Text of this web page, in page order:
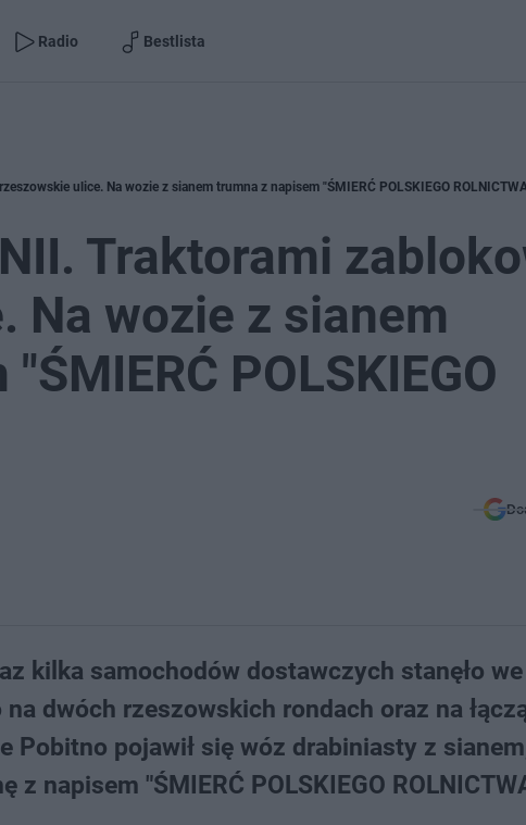
Radio Bestlista
ulice. Na wozie z sianem trumna z napisem "ŚMIERĆ POLSKIEGO
Traktorami
Na wozie z sianem
POLSKIEGO
kilka samochodów dostawczych stanęło
dwóch rzeszowskich rondach oraz na
Pobitno pojawił się wóz drabiniasty z
napisem "ŚMIERĆ POLSKIEGO